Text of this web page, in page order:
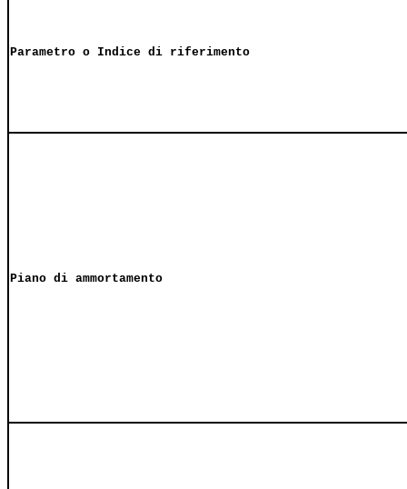
Parametro o Indice di riferimento
Piano di ammortamento